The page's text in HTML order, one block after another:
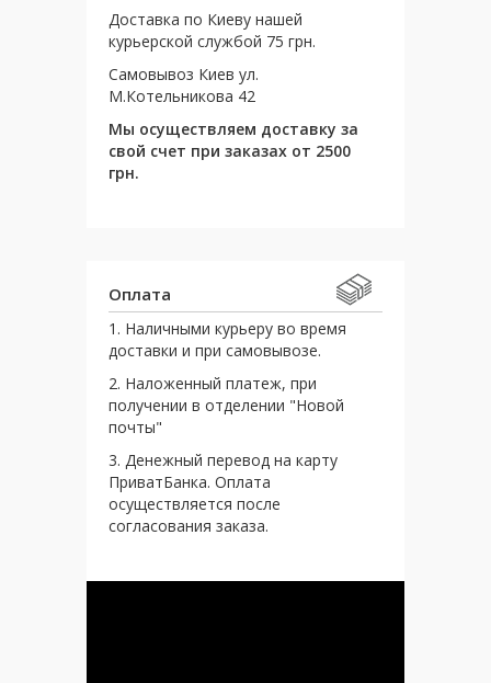
Доставка по Киеву нашей
курьерской службой 75 грн.
Самовывоз Киев ул.
М.Котельникова 42
Мы осуществляем доставку за
свой счет при заказах от 2500
грн.
Оплата
1. Наличными курьеру во время
доставки и при самовывозе.
2. Наложенный платеж, при
получении в отделении "Новой
почты"
3. Денежный перевод на карту
ПриватБанка. Оплата
осуществляется после
согласования заказа.